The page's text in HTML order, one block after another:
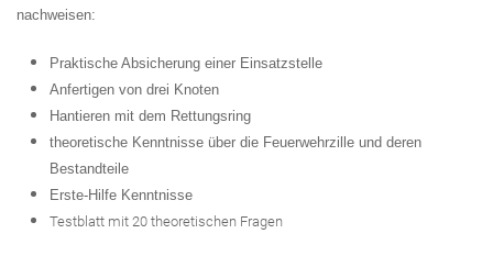
nachweisen:
Praktische Absicherung einer Einsatzstelle
Anfertigen von drei Knoten
Hantieren mit dem Rettungsring
theoretische Kenntnisse über die Feuerwehrzille und deren
Bestandteile
Erste-Hilfe Kenntnisse
Testblatt mit 20 theoretischen Fragen